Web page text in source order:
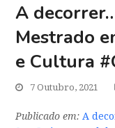
A
Mestrado
e Cultura
7 Outubro, 2021
Publicado em: A